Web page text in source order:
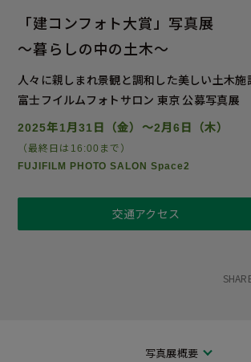
「建コンフォト大賞」写真展
～暮らしの中の土木～
人々に親しまれ景観と調和した美しい土木施
富士フイルムフォトサロン 東京 公募写真展
2025年1月31日（金）～2月6日（木）
（最終日は16:00まで）
FUJIFILM PHOTO SALON Space2
交通アクセス
写真展概要